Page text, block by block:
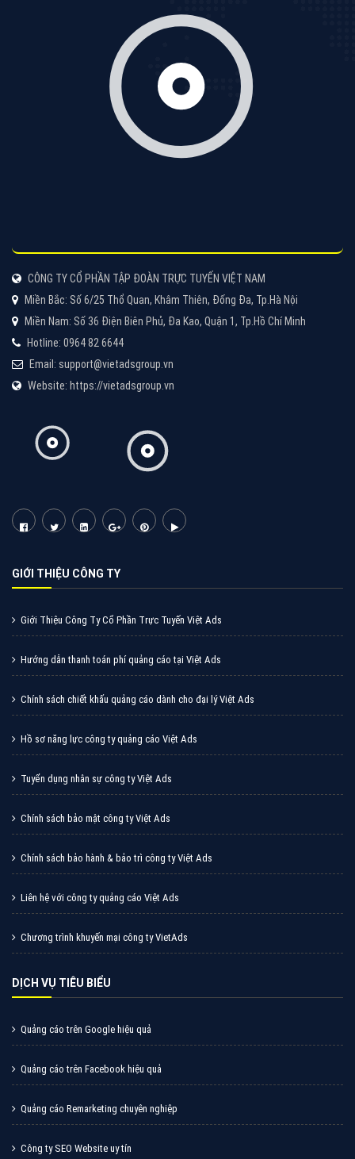
CÔNG TY CỔ PHẦN TẬP ĐOÀN TRỰC TUYẾN VIỆT NAM
Miền Bắc: Số 6/25 Thổ Quan, Khâm Thiên, Đống Đa, Tp.Hà Nội
Miền Nam: Số 36 Điện Biên Phủ, Đa Kao, Quận 1, Tp.Hồ Chí Minh
Hotline: 0964 82 6644
Email: support@vietadsgroup.vn
Website: https://vietadsgroup.vn
GIỚI THIỆU CÔNG TY
Giới Thiệu Công Ty Cổ Phần Trực Tuyến Việt Ads
Hướng dẫn thanh toán phí quảng cáo tại Việt Ads
Chính sách chiết khấu quảng cáo dành cho đại lý Việt Ads
Hồ sơ năng lực công ty quảng cáo Việt Ads
Tuyển dụng nhân sự công ty Việt Ads
Chính sách bảo mật công ty Việt Ads
Chính sách bảo hành & bảo trì công ty Việt Ads
Liên hệ với công ty quảng cáo Việt Ads
Chương trình khuyến mại công ty VietAds
DỊCH VỤ TIÊU BIỂU
Quảng cáo trên Google hiệu quả
Quảng cáo trên Facebook hiệu quả
Quảng cáo Remarketing chuyên nghiệp
Công ty SEO Website uy tín